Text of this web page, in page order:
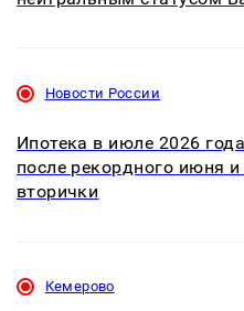
Новости России
Ипотека в июле 2026
после рекордного июня и
вторички
Кемерово